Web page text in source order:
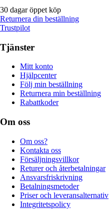
30 dagar öppet köp
Returnera din beställning
Trustpilot
Tjänster
Mitt konto
Hjälpcenter
Följ min beställning
Returnera min beställning
Rabattkoder
Om oss
Om oss?
Kontakta oss
Försäljningsvillkor
Returer och återbetalningar
Ansvarsfriskrivning
Betalningsmetoder
Priser och leveransalternativ
Integritetspolicy